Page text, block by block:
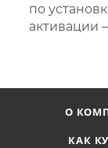
по
активации
О
КАК